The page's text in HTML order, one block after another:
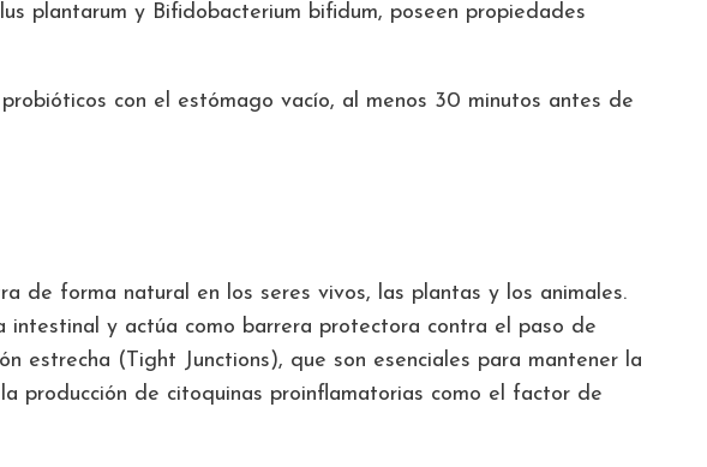
plantarum y Bifidobacterium bifidum, poseen propiedades
con el estómago vacío, al menos 30 minutos antes de
de forma natural en los seres vivos, las plantas y los animales.
intestinal y actúa como barrera protectora contra el paso de
estrecha (Tight Junctions), que son esenciales para mantener la
de citoquinas proinflamatorias como el factor de